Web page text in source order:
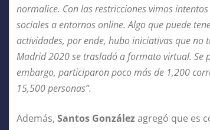
normalice. Con las restricciones vimos
sociales a entornos online. Algo que puede
actividades, por ende, hubo iniciativas que
Madrid 2020 se trasladó a formato virtual. Se
embargo, participaron poco más de 1,200
15,500 personas”.
Además, Santos Gonzálezagregó que es